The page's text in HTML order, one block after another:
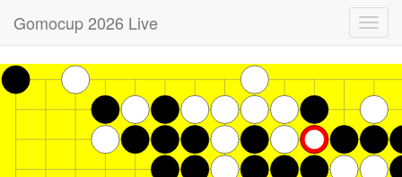
Gomocup 2026 Live